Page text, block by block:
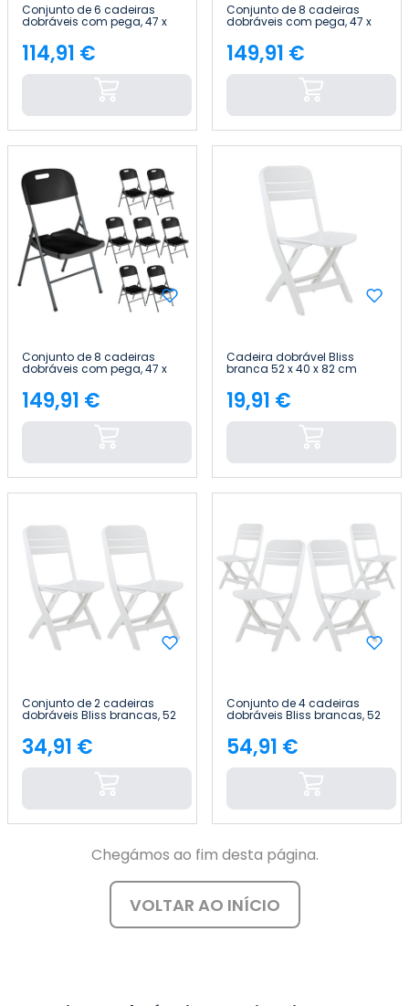
Conjunto de 6 cadeiras
dobráveis com pega, 47 x
58 x 87 cm Thinia Home
Preço
114,91 €
Conjunto de 8 cadeiras
dobráveis com pega, 47 x
58 x 87 cm Thinia Home
Preço
149,91 €
Conjunto de 8 cadeiras
dobráveis com pega, 47 x
58 x 87 cm Thinia Home
Preço
149,91 €
Cadeira dobrável Bliss
branca 52 x 40 x 82 cm
Preço
19,91 €
Conjunto de 2 cadeiras
dobráveis Bliss brancas, 52
Preço
34,91 €
Conjunto de 4 cadeiras
dobráveis Bliss brancas, 52
Preço
54,91 €
Chegámos ao fim desta página.
VOLTAR AO INÍCIO